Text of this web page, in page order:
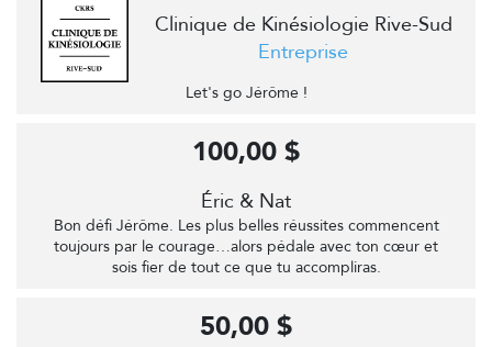
Clinique de Kinésiologie Rive-Sud
Entreprise
Let's go Jérôme !
Éric & Nat
Bon défi Jérôme. Les plus belles réussites commencent
toujours par le courage…alors pédale avec ton cœur et
sois fier de tout ce que tu accompliras.
100,00 $
50,00 $